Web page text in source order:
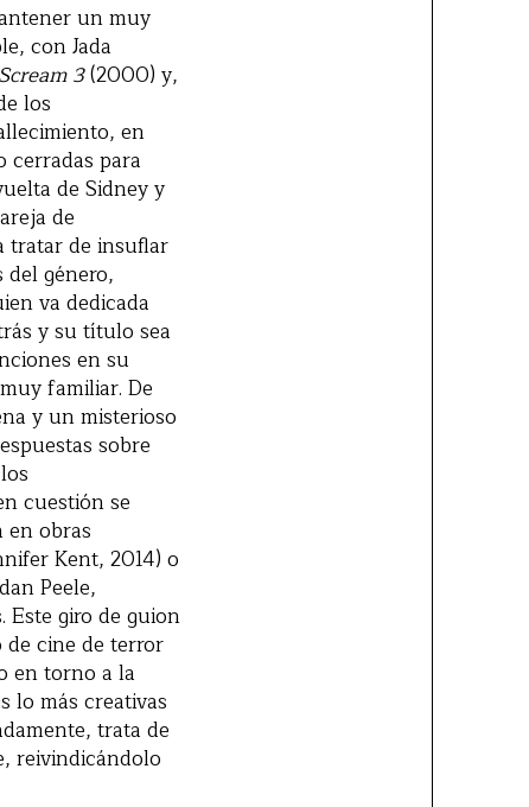
un muy
con Jada
Scream 3(2000) y,
los
en
cerradas para
de Sidney y
de
tratar de insuflar
género,
va dedicada
y su título sea
en su
familiar. De
y un misterioso
sobre
cuestión se
en obras
Kent, 2014) o
Peele,
giro de guion
cine de terror
en torno a la
lo más creativas
trata de
reivindicándolo